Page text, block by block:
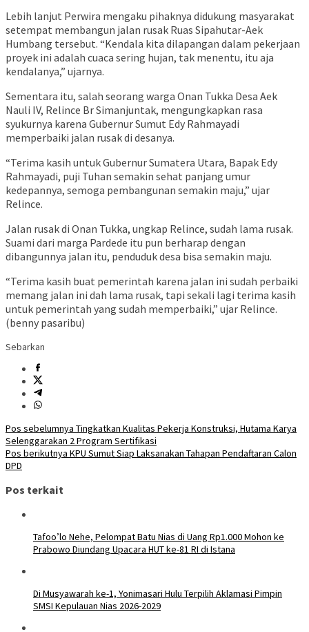
Lebih lanjut Perwira mengaku pihaknya didukung masyarakat
setempat membangun jalan rusak Ruas Sipahutar-Aek
Humbang tersebut. “Kendala kita dilapangan dalam pekerjaan
proyek ini adalah cuaca sering hujan, tak menentu, itu aja
kendalanya,” ujarnya.
Sementara itu, salah seorang warga Onan Tukka Desa Aek
Nauli IV, Relince Br Simanjuntak, mengungkapkan rasa
syukurnya karena Gubernur Sumut Edy Rahmayadi
memperbaiki jalan rusak di desanya.
“Terima kasih untuk Gubernur Sumatera Utara, Bapak Edy
Rahmayadi, puji Tuhan semakin sehat panjang umur
kedepannya, semoga pembangunan semakin maju,” ujar
Relince.
Jalan rusak di Onan Tukka, ungkap Relince, sudah lama rusak.
Suami dari marga Pardede itu pun berharap dengan
dibangunnya jalan itu, penduduk desa bisa semakin maju.
“Terima kasih buat pemerintah karena jalan ini sudah perbaiki
memang jalan ini dah lama rusak, tapi sekali lagi terima kasih
untuk pemerintah yang sudah memperbaiki,” ujar Relince.
(benny pasaribu)
Sebarkan
Navigasi
pos
Pos sebelumnya Tingkatkan Kualitas Pekerja Konstruksi, Hutama Karya
Selenggarakan 2 Program Sertifikasi
Pos berikutnya KPU Sumut Siap Laksanakan Tahapan Pendaftaran Calon
DPD
Pos terkait
Tafoo’lo Nehe, Pelompat Batu Nias di Uang Rp1.000 Mohon ke
Prabowo Diundang Upacara HUT ke-81 RI di Istana
Di Musyawarah ke-1, Yonimasari Hulu Terpilih Aklamasi Pimpin
SMSI Kepulauan Nias 2026-2029